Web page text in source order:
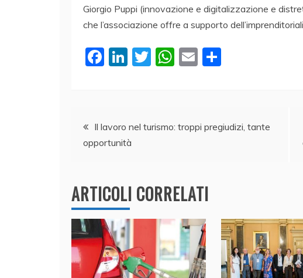
Giorgio Puppi (innovazione e digitalizzazione e
che l’associazione offre a supporto
F
b
o
k
Li
dI
n
T
W
A
E
vi
Navigazione
articoli
Il lavoro nel turismo: troppi pregiudizi, tante
opportunità
ARTICOLI CORRELATI